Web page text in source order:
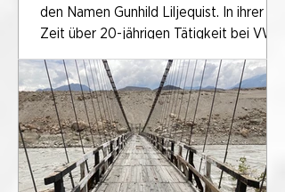
den Namen Gunhild Liljequist. In ihrer
Zeit über 20-jährigen Tätigkeit bei VW
beteiligt und brachte gestalterische
Impulse ein, die bis heute
bemerkenswert wirken. Wie kam
Gunhild Liljequist auf Ihre
Gestaltungsideen? Eins vorneweg, die
Vorlagen für ihre Entwürfe lagen nicht